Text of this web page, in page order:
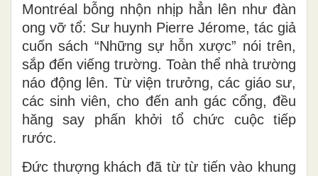
Montréal bỗng nhộn nhịp hẳn lên như đàn
ong vỡ tổ: Sư huynh Pierre Jérome, tác giả
cuốn sách “Những sự hỗn xược” nói trên,
sắp đến viếng trường. Toàn thể nhà trường
náo động lên. Từ viện trưởng, các giáo sư,
các sinh viên, cho đến anh gác cổng, đều
hăng say phấn khởi tổ chức cuộc tiếp
rước.
Đức thượng khách đã từ từ tiến vào khung